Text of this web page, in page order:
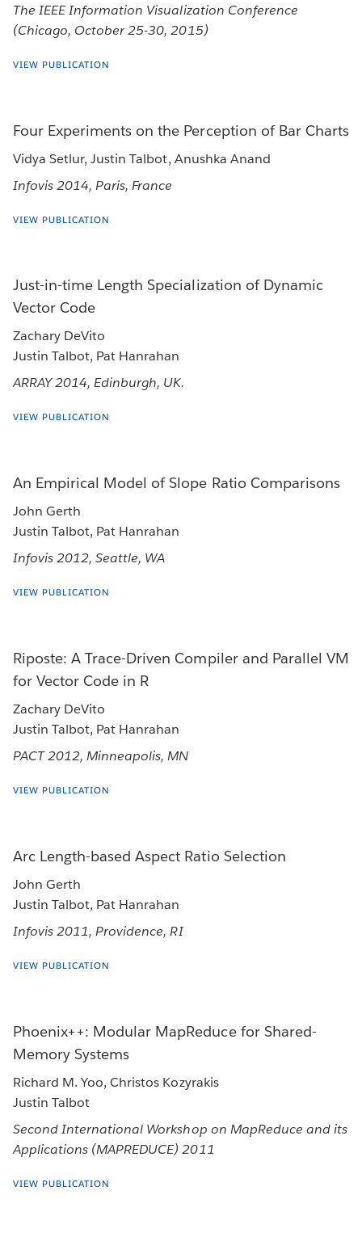
The IEEE Information Visualization Conference
(Chicago, October 25-30, 2015)
VIEW PUBLICATION
Four Experiments on the Perception of Bar Charts
Vidya Setlur, Justin Talbot, Anushka Anand
Infovis 2014, Paris, France
VIEW PUBLICATION
Just-in-time Length Specialization of Dynamic
Vector Code
Zachary DeVito
Justin Talbot, Pat Hanrahan
ARRAY 2014, Edinburgh, UK.
VIEW PUBLICATION
An Empirical Model of Slope Ratio Comparisons
John Gerth
Justin Talbot, Pat Hanrahan
Infovis 2012, Seattle, WA
VIEW PUBLICATION
Riposte: A Trace-Driven Compiler and Parallel VM
for Vector Code in R
Zachary DeVito
Justin Talbot, Pat Hanrahan
PACT 2012, Minneapolis, MN
VIEW PUBLICATION
Arc Length-based Aspect Ratio Selection
John Gerth
Justin Talbot, Pat Hanrahan
Infovis 2011, Providence, RI
VIEW PUBLICATION
Phoenix++: Modular MapReduce for Shared-
Memory Systems
Richard M. Yoo, Christos Kozyrakis
Justin Talbot
Second International Workshop on MapReduce and its
Applications (MAPREDUCE) 2011
VIEW PUBLICATION